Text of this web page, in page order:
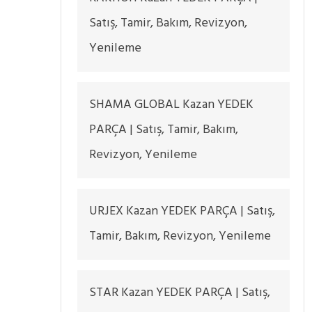
Satış, Tamir, Bakım, Revizyon,
Yenileme
SHAMA GLOBAL Kazan YEDEK
PARÇA | Satış, Tamir, Bakım,
Revizyon, Yenileme
URJEX Kazan YEDEK PARÇA | Satış,
Tamir, Bakım, Revizyon, Yenileme
STAR Kazan YEDEK PARÇA | Satış,